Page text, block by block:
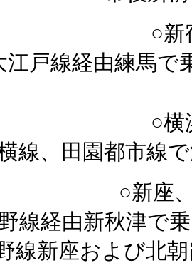
○新
江戸線経由練馬で
○横
線、田園都市線
○新座
線経由新秋津で
線新座および北